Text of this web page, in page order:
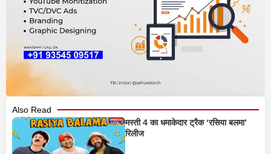
Also Read
मस्ती 4 का धमाकेदार ट्रैक ‘रसिया बलमा’
रिलीज